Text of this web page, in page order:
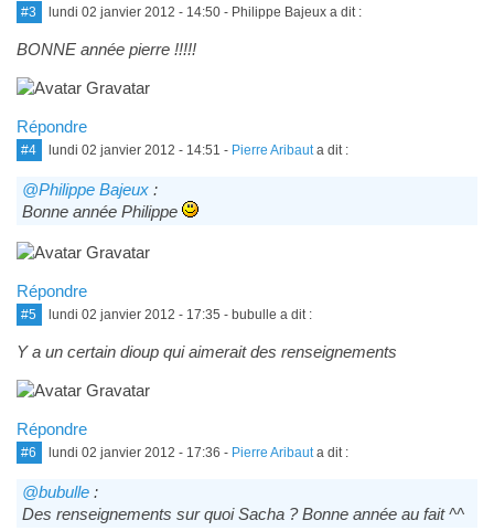
#3 lundi 02 janvier 2012 - 14:50- Philippe Bajeux a dit :
BONNE année pierre !!!!!
Répondre
#4 lundi 02 janvier 2012 - 14:51 - Pierre Aribauta dit :
@Philippe Bajeux:
Bonne année Philippe
Répondre
#5 lundi 02 janvier 2012 - 17:35 - bubulle a dit :
Y a un certain dioup qui aimerait des renseignements
Répondre
#6 lundi 02 janvier 2012 - 17:36 - Pierre Aribauta dit :
@bubulle:
Des renseignements sur quoi Sacha ? Bonne année au fait ^^